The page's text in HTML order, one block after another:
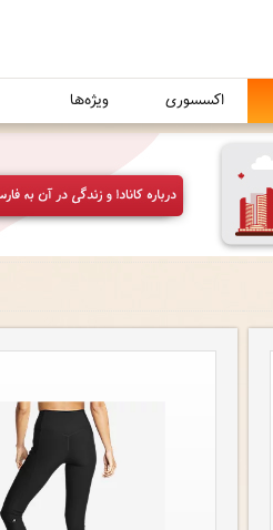
اکسسوری ویژه‌ها